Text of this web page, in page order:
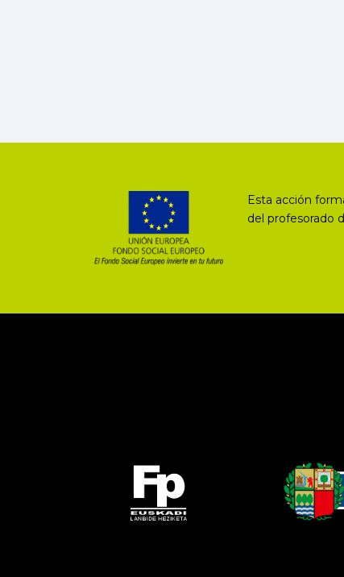
Esta acción
del profesorado